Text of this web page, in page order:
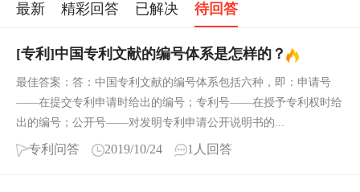
最新 精彩回答 已解决 待回答
[专利]中国专利文献的编号体系是怎样的？
最佳答案：答：中国专利文献的编号体系包括六种，即：申请号
——在提交专利申请时给出的编号；专利号——在授予专利权时给
出的编号；公开号——对发明专利申请公开说明书的...
专利问答 2019/10/24 1人回答